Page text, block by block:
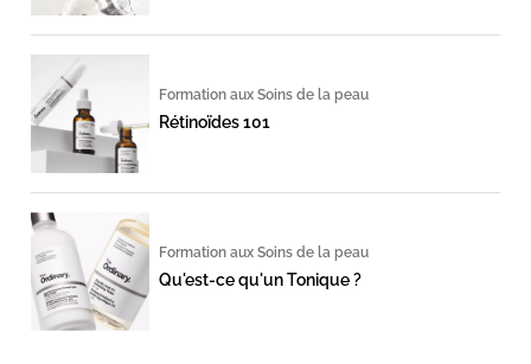
Formation aux Soins de la peau
Rétinoïdes 101
Formation aux Soins de la peau
Qu'est-ce qu'un Tonique ?